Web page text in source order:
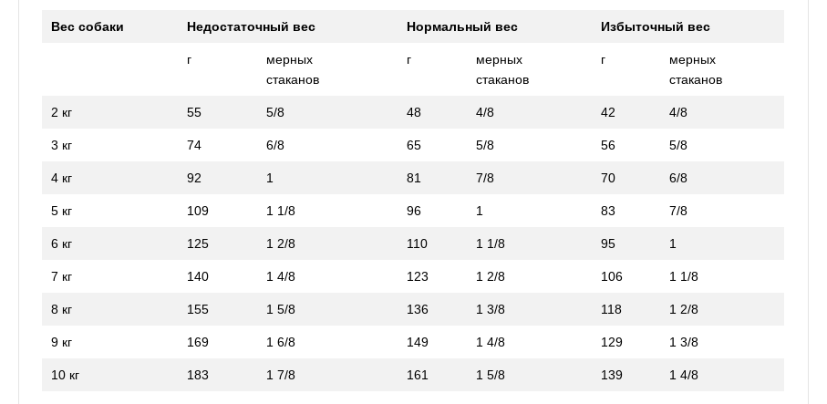
Вес собаки Недостаточный вес Нормальный вес Избыточный вес
г
мерных
стаканов
г
мерных
стаканов
г
мерных
стаканов
2 кг 55 5/8 48 4/8 42 4/8
3 кг 74 6/8 65 5/8 56 5/8
4 кг 92 1 81 7/8 70 6/8
5 кг 109 1 1/8 96 1 83 7/8
6 кг 125 1 2/8 110 1 1/8 95 1
7 кг 140 1 4/8 123 1 2/8 106 1 1/8
8 кг 155 1 5/8 136 1 3/8 118 1 2/8
9 кг 169 1 6/8 149 1 4/8 129 1 3/8
10 кг 183 1 7/8 161 1 5/8 139 1 4/8